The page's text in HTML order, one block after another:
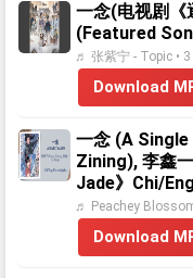
一念(电视剧
(Featured
♬ 张紫宁 - Topic •
Download
一念 (A
Zining), 李鑫
Jade》Chi/
♬ Peachey
Download